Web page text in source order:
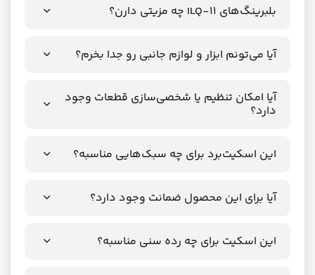
بلبرینگ‌های ILQ-11 چه مزیتی دارن؟
آیا می‌تونم ابزار و لوازم جانبی رو جدا بخرم؟
آیا امکان تنظیم یا شخصی‌سازی قطعات وجود
دارد؟
این اسکیت‌برد برای چه سبک‌هایی مناسبه؟
آیا برای این محصول ضمانت وجود دارد؟
این اسکیت برای چه رده سنی مناسبه؟